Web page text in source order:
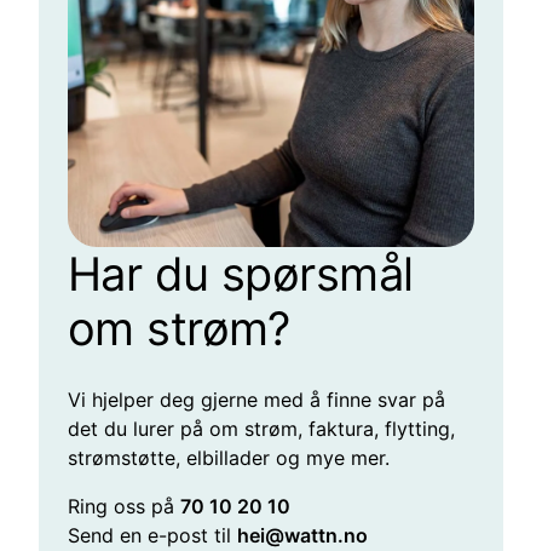
Har du spørsmål
om strøm?
Vi hjelper deg gjerne med å finne svar på
det du lurer på om strøm, faktura, flytting,
strømstøtte, elbillader og mye mer.
Ring oss på 70 10 20 10
Send en e-post til hei@wattn.no